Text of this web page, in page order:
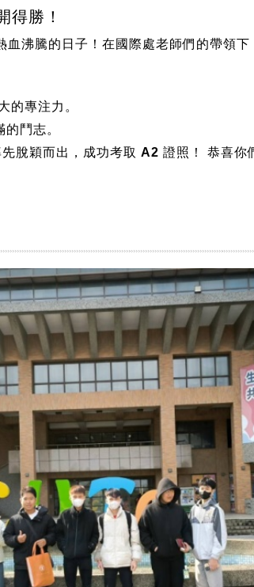
得勝！
沸騰的日子！在國際處老師們的帶領
的專注力。
鬥志。
脫穎而出，成功考取 A2 證照！
恭喜你